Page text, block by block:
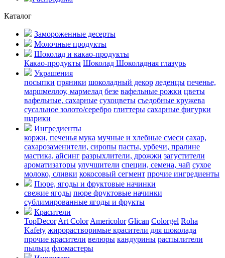
Каталог
Замороженные десерты
Молочные продукты
Шоколад и какао-продукты
Какао-продукты Шоколад Шоколадная глазурь
Украшения
посыпки пряники шоколадный декор леденцы печенье,
маршмеллоу, мармелад безе вафельные рожки цветы
вафельные, сахарные сухоцветы съедобные кружева
сусальное золото/серебро глиттеры сахарные фигурки
шарики
Ингредиенты
коржи, печенья мука мучные и хлебные смеси сахар,
сахарозаменители, сиропы пасты, урбечи, пралине
мастика, айсинг разрыхлители, дрожжи загустители
ароматизаторы улучшители специи, семена, чай сухое
молоко, сливки кокосовый сегмент прочие ингредиенты
Пюре, ягоды и фруктовые начинки
свежие ягоды пюре фруктовые начинки
сублимированные ягоды и фрукты
Красители
TopDecor Art Color Americolor Glican Colorgel Roha
Kafety жирорастворимые красители для шоколада
прочие красители велюры кандурины распылители
пыльца фломастеры